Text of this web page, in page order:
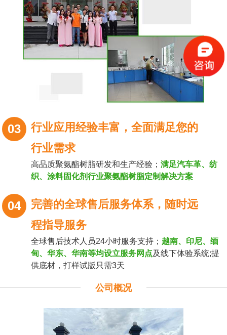
03
行业应用经验丰富，全面满足您的
行业需求
高品质聚氨酯树脂研发和生产经验； 满足汽车革、纺
织、涂料固化剂行业聚氨酯树脂定制解决方案
04
完善的全球售后服务体系，随时远
程指导服务
全球售后技术人员24小时服务支持； 越南、印尼、缅
甸、华东、华南等均设立服务网点及线下体验系统;提
供底材，打样试版只需3天
公司概况